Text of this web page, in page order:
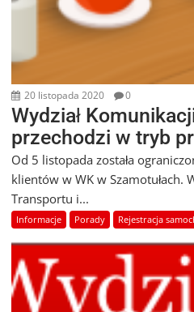
20 listopada 2020 0
Wydział
przechodzi w tryb
Od 5 listopada została
klientów w WK w Szamotułach.
Transportu i...
Informacje Porady Rejestracja